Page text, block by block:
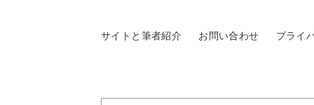
サイトと筆者紹介 お問い合わせ プライ